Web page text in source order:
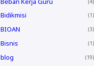
Bidikmisi 1
BIOAN 3
Bisnis 1
blog 19